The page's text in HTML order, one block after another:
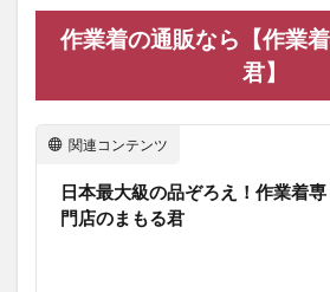
作業着の通販なら【作業
君】
関連コンテンツ
日本最大級の品ぞろえ！作業着専
門店のまもる君